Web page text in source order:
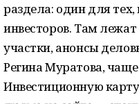
раздела: один для
инвесторов. Там лежат
участки, анонсы
Регина Муратова,
Инвестиционную